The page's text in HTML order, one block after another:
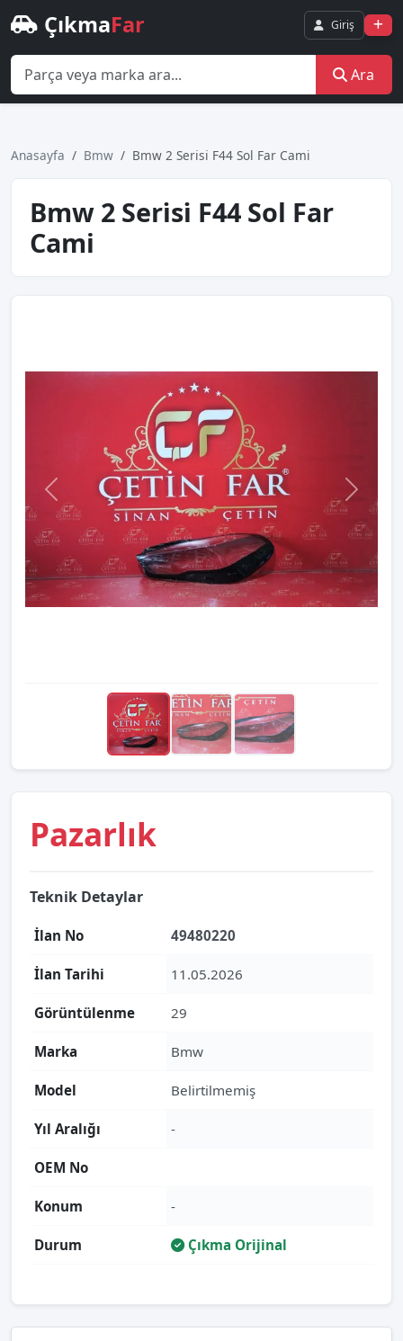
ÇıkmaFar Giriş
Ara
Anasayfa Bmw Bmw 2 Seri̇si̇ F44 Sol Far Cami
Bmw 2 Seri̇si̇ F44 Sol Far
Cami
Pazarlık
Teknik Detaylar
İlan No 49480220
İlan Tarihi 11.05.2026
Görüntülenme 29
Marka Bmw
Model Belirtilmemiş
Yıl Aralığı -
OEM No
Konum -
Durum Çıkma Orijinal